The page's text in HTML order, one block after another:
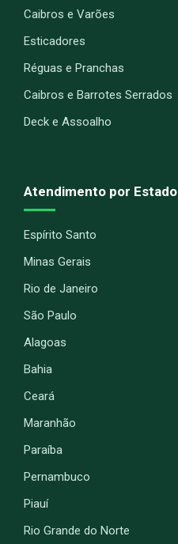
Caibros e Varões
Esticadores
Réguas e Pranchas
Caibros e Barrotes Serrados
Deck e Assoalho
Atendimento por Estado
Espírito Santo
Minas Gerais
Rio de Janeiro
São Paulo
Alagoas
Bahia
Ceará
Maranhão
Paraíba
Pernambuco
Piauí
Rio Grande do Norte